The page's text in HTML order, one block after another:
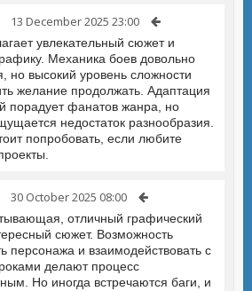
13 December 2025 23:00
увлекательный сюжет и
Механика боев довольно
но высокий уровень сложности
желание продолжать. Адаптация
порадует фанатов жанра, но
недостаток разнообразия.
попробовать, если любите
30 October 2025 08:00
отличный графический
сюжет. Возможность
персонажа и взаимодействовать с
делают процесс
Но иногда встречаются баги, и